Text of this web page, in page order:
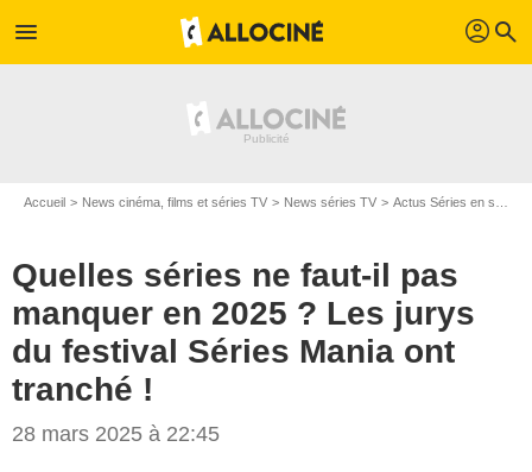
menu profil search
Accueil News cinéma, films et séries TV News séries TV Actus Séries en streaming
Quelles séries ne faut-il pas
manquer en 2025 ? Les jurys
du festival Séries Mania ont
tranché !
28 mars 2025 à 22:45